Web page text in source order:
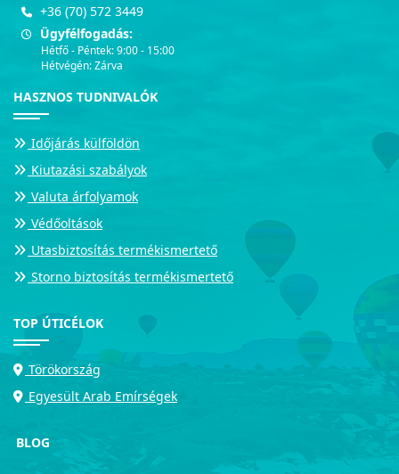
+36 (70) 572 3449
Ügyfélfogadás:
Hétfő - Péntek: 9:00 - 15:00
Hétvégén: Zárva
HASZNOS TUDNIVALÓK
Időjárás külföldön
Kiutazási szabályok
Valuta árfolyamok
Védőoltások
Utasbiztosítás termékismertető
Storno biztosítás termékismertető
TOP ÚTICÉLOK
Törökország
Egyesült Arab Emírségek
BLOG